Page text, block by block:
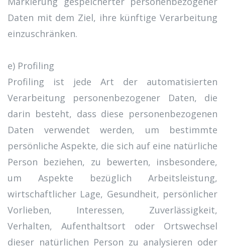
Daten mit dem Ziel, ihre künftige Verarbeitung
einzuschränken.
e) Profiling
Profiling ist jede Art der automatisierten
Verarbeitung personenbezogener Daten, die
darin besteht, dass diese personenbezogenen
Daten verwendet werden, um bestimmte
persönliche Aspekte, die sich auf eine natürliche
Person beziehen, zu bewerten, insbesondere,
um Aspekte bezüglich Arbeitsleistung,
wirtschaftlicher Lage, Gesundheit, persönlicher
Vorlieben, Interessen, Zuverlässigkeit,
Verhalten, Aufenthaltsort oder Ortswechsel
dieser natürlichen Person zu analysieren oder